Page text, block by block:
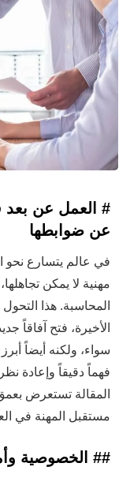
# العمل عن بعد
عن ضوابطها
في عالم يتسارع نحو
مهنية لا يمكن
المحاسبة. هذا
الأخيرة، فتح آفاقاً
سواء، ولكنه أيضاً
فهماً دقيقاً وإعادة
المقالة تستعرض
مستقبل المهنة في
## الخصوصية